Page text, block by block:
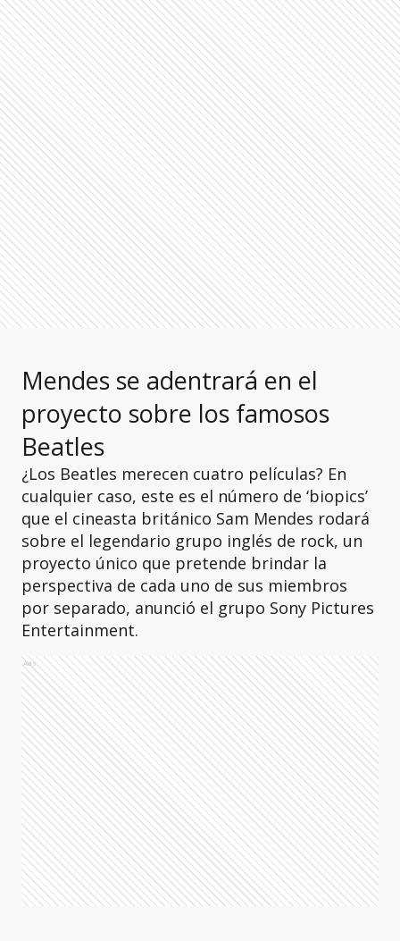
Mendes se adentrará en el
proyecto sobre los famosos
Beatles
¿Los Beatles merecen cuatro películas? En
cualquier caso, este es el número de ‘biopics’
que el cineasta británico Sam Mendes rodará
sobre el legendario grupo inglés de rock, un
proyecto único que pretende brindar la
perspectiva de cada uno de sus miembros
por separado, anunció el grupo Sony Pictures
Entertainment.
Ads